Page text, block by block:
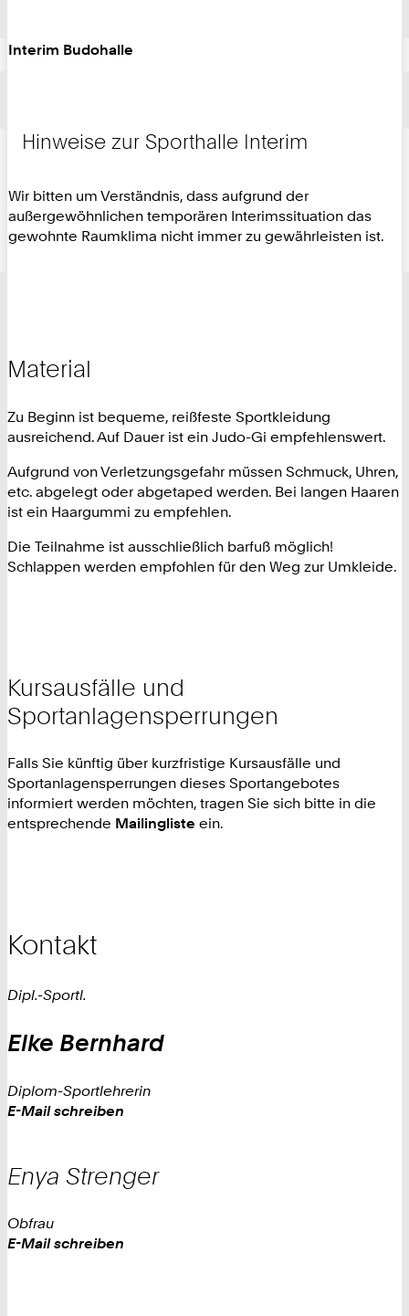
Interim Budohalle
Hinweise zur Sporthalle Interim
Wir bitten um Verständnis, dass aufgrund der
außergewöhnlichen temporären Interimssituation das
gewohnte Raumklima nicht immer zu gewährleisten ist.
Material
Zu Beginn ist bequeme, reißfeste Sportkleidung
ausreichend. Auf Dauer ist ein Judo-Gi empfehlenswert.
Aufgrund von Verletzungsgefahr müssen Schmuck, Uhren,
etc. abgelegt oder abgetaped werden. Bei langen Haaren
ist ein Haargummi zu empfehlen.
Die Teilnahme ist ausschließlich barfuß möglich!
Schlappen werden empfohlen für den Weg zur Umkleide.
Kursausfälle und
Sportanlagensperrungen
Falls Sie künftig über kurzfristige Kursausfälle und
Sportanlagensperrungen dieses Sportangebotes
informiert werden möchten, tragen Sie sich bitte in die
entsprechende Mailingliste ein.
Kontakt
Dipl.-Sportl.
Elke Bernhard
Diplom-Sportlehrerin
Work
E-Mail schreiben
Enya Strenger
Obfrau
Work
E-Mail schreiben